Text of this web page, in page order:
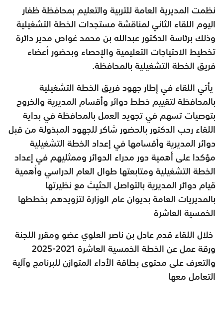
نظمت المديرية العامة للتربية والتعليم بمحافظة ظفار
اليوم اللقاء الثاني لمناقشة مستجدات الخطة التشغيلية
وذلك برئاسة الدكتور عبدالله بن محمد غواص مدير دائرة
تخطيط الاحتياجات التعليمية والإحصاء وبحضور أعضاء
فريق الخطة التشغيلية بالمحافظة.
يأتي اللقاء في إطار جهود فريق الخطة التشغيلية
بالمحافظة لتقييم خطط دوائر وأقسام المديرية والخروج
بتوصيات تسهم في تجويد العمل بالمحافظة في بداية
اللقاء رحب الدكتور بالحضور شاكر للجهود المبذولة من قبل
دوائر المديرية وأقسامها في إعداد الخطة التشغيلية
مؤكدا على أهمية دور مدراء الدوائر وممثليهم في إعداد
الخطة التشغيلية ومتابعتها طوال العام الدراسي وأهمية
قيام دوائر المديرية بالتواصل الحثيث مع نظيرتها
بالمديريات العامة بديوان عام الوزارة لتزويدهم بخططها
الخمسية العاشرة
خلال اللقاء قدم عادل بن ناصر العلوي عضو ومقرر اللجنة
ورقة عمل عن الخطة الخمسية العاشرة 2021-2025
والتعرف على محتوى بطاقة الأداء المتوازن للبرنامج وآلية
التعامل معها